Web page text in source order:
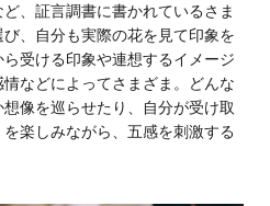
ど、証言調書に書かれているさま
、自分も実際の花を見て印象を
受ける印象や連想するイメージ
などによってさまざま。どんな
像を巡らせたり、自分が受け取
楽しみながら、五感を刺激する